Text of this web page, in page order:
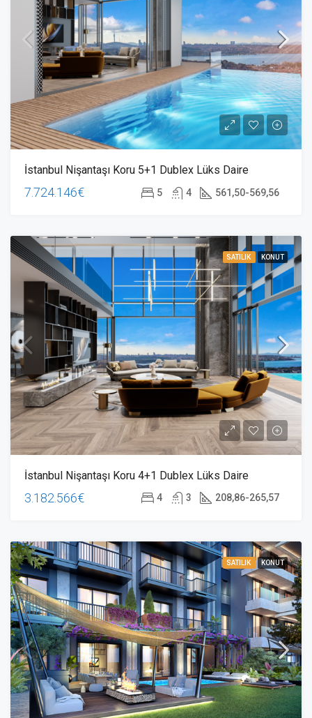
İstanbul Nişantaşı Koru 5+1 Dublex Lüks Daire
7.724.146€ 5 4 561,50-569,56
SATILIK KONUT
İstanbul Nişantaşı Koru 4+1 Dublex Lüks Daire
3.182.566€ 4 3 208,86-265,57
SATILIK KONUT